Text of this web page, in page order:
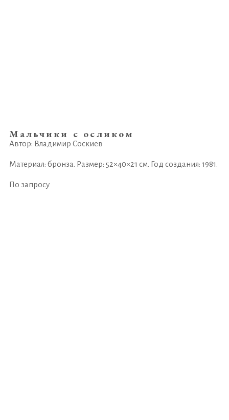
Мальчики с осликом
Автор: Владимир Соскиев
Материал: бронза. Размер: 52×40×21 см. Год создания: 1981.
По запросу